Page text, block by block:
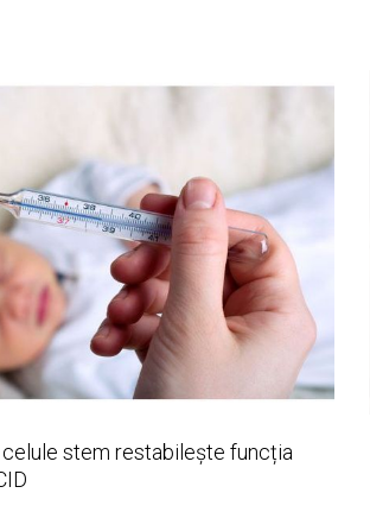
celule stem restabilește funcția